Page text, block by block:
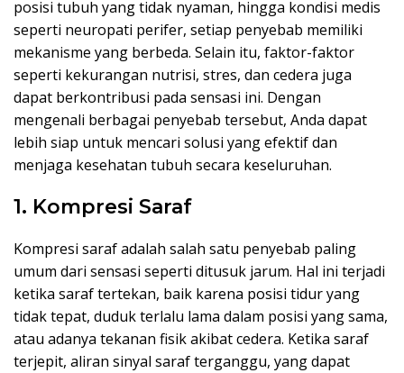
posisi tubuh yang tidak nyaman, hingga kondisi medis
seperti neuropati perifer, setiap penyebab memiliki
mekanisme yang berbeda. Selain itu, faktor-faktor
seperti kekurangan nutrisi, stres, dan cedera juga
dapat berkontribusi pada sensasi ini. Dengan
mengenali berbagai penyebab tersebut, Anda dapat
lebih siap untuk mencari solusi yang efektif dan
menjaga kesehatan tubuh secara keseluruhan.
1. Kompresi Saraf
Kompresi saraf adalah salah satu penyebab paling
umum dari sensasi seperti ditusuk jarum. Hal ini terjadi
ketika saraf tertekan, baik karena posisi tidur yang
tidak tepat, duduk terlalu lama dalam posisi yang sama,
atau adanya tekanan fisik akibat cedera. Ketika saraf
terjepit, aliran sinyal saraf terganggu, yang dapat